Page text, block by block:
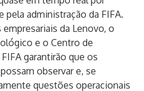
administração da FIFA.
da Lenovo, o
e o Centro de
garantirão que os
observar e, se
questões operacionais